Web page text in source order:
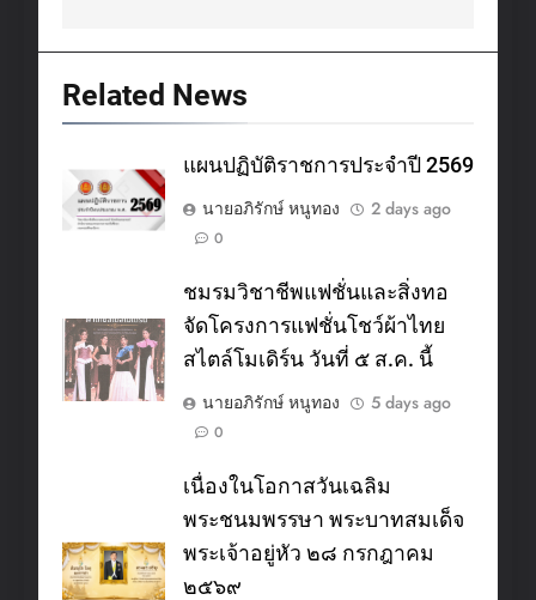
Related News
แผนปฏิบัติราชการประจำปี 2569
นายอภิรักษ์ หนูทอง
2 days ago
0
ชมรมวิชาชีพแฟชั่นและสิ่งทอ
จัดโครงการแฟชั่นโชว์ผ้าไทย
สไตล์โมเดิร์น วันที่ ๕ ส.ค. นี้
นายอภิรักษ์ หนูทอง
5 days ago
0
เนื่องในโอกาสวันเฉลิม
พระชนมพรรษา พระบาทสมเด็จ
พระเจ้าอยู่หัว ๒๘ กรกฎาคม
๒๕๖๙